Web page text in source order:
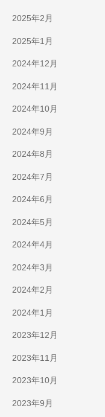
2025年2月
2025年1月
2024年12月
2024年11月
2024年10月
2024年9月
2024年8月
2024年7月
2024年6月
2024年5月
2024年4月
2024年3月
2024年2月
2024年1月
2023年12月
2023年11月
2023年10月
2023年9月